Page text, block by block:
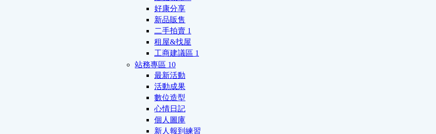
好康分享
新品販售
二手拍賣 1
租屋&找屋
工商建議區 1
站務專區 10
最新活動
活動成果
數位造型
心情日記
個人圖庫
新人報到練習